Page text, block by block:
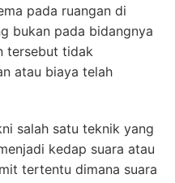
pada ruangan di
bukan pada bidangnya
tersebut tidak
atau biaya telah
salah satu teknik yang
kedap suara atau
tertentu dimana suara